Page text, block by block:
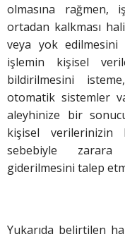
olmasına rağmen,
ortadan kalkması
veya yok edilmesini
işlemin kişisel
bildirilmesini
otomatik sistemler
aleyhinize bir
kişisel verilerinizin
sebebiyle zarara
giderilmesini talep
Yukarıda belirtilen